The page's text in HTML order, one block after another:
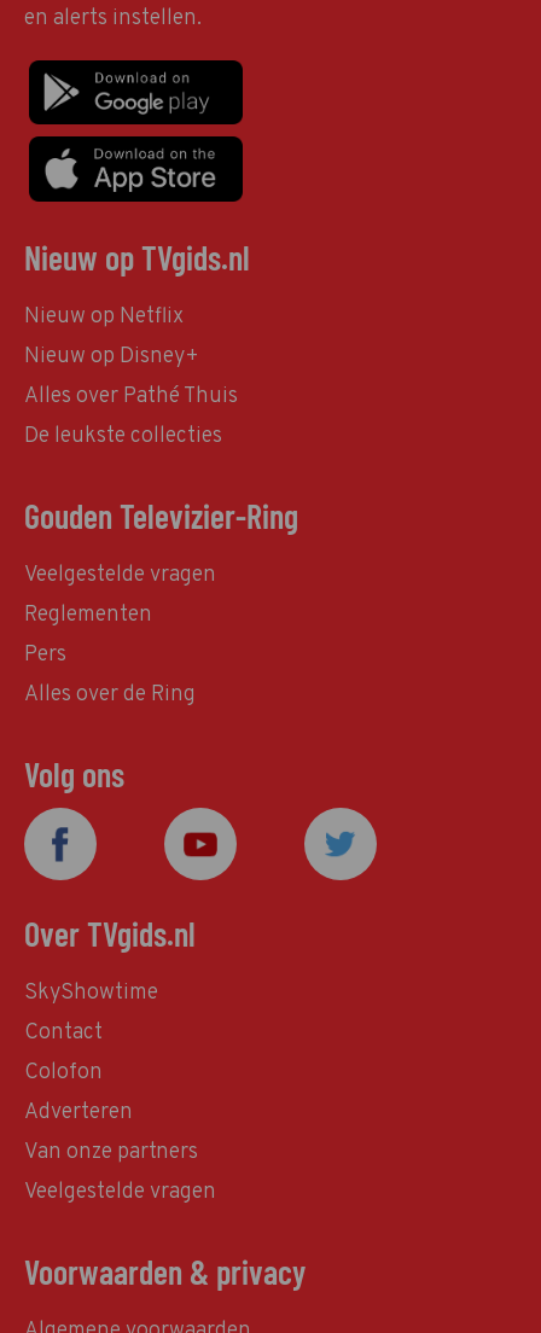
en alerts instellen.
Nieuw op TVgids.nl
Nieuw op Netflix
Nieuw op Disney+
Alles over Pathé Thuis
De leukste collecties
Gouden Televizier-Ring
Veelgestelde vragen
Reglementen
Pers
Alles over de Ring
Volg ons
Over TVgids.nl
SkyShowtime
Contact
Colofon
Adverteren
Van onze partners
Veelgestelde vragen
Voorwaarden & privacy